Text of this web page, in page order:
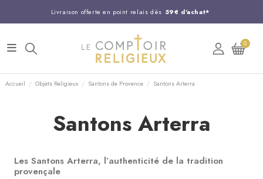
Livraison offerte en point relais dès 59€ d'achat*
Entreprise Française familiale
Support client disponible au 03 20 24 74 15
Commandez avant 14H, expédition le jour même !
0
Accueil Objets Religieux Santons de Provence Santons Arterra
Santons Arterra
Les Santons Arterra, l’authenticité de la tradition
provençale